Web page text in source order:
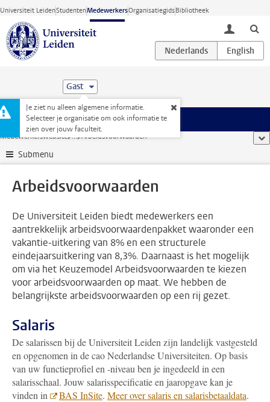
Ga direct naar de inhoud
Universiteit LeidenStudentenMedewerkersOrganisatiegidsBibliotheek
toggle
Gast
Je ziet nu alleen algemene informatie.
Selecteer je organisatie om ook informatie te
zien over jouw faculteit.
Menu
Medewerkerswebsite ... Arbeidsvoorwaarden
Submenu
Arbeidsvoorwaarden
De Universiteit Leiden biedt medewerkers een
aantrekkelijk arbeidsvoorwaardenpakket waaronder een
vakantie-uitkering van 8% en een structurele
eindejaarsuitkering van 8,3%. Daarnaast is het mogelijk
om via het Keuzemodel Arbeidsvoorwaarden te kiezen
voor arbeidsvoorwaarden op maat. We hebben de
belangrijkste arbeidsvoorwaarden op een rij gezet.
Salaris
De salarissen bij de Universiteit Leiden zijn landelijk vastgesteld
en opgenomen in de cao Nederlandse Universiteiten. Op basis
van uw functieprofiel en -niveau ben je ingedeeld in een
salarisschaal. Jouw salarisspecificatie en jaaropgave kan je
vinden in
BAS InSite. Meer over salaris en salarisbetaaldata.